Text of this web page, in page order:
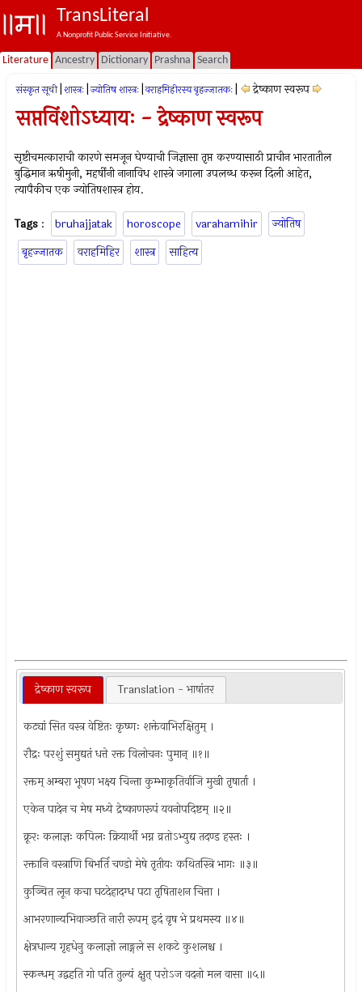
TransLiteral
A Nonprofit Public Service Initiative.
Literature Ancestry Dictionary Prashna Search
संस्कृत सूची शास्त्रः ज्योतिष शास्त्रः वराहमिहीरस्य बृहज्जातकः द्रेष्काण स्वरूप
सप्तविंशोऽध्यायः - द्रेष्काण स्वरूप
सृष्टीचमत्काराची कारणे समजून घेण्याची जिज्ञासा तृप्त करण्यासाठी प्राचीन भारतातील
बुद्धिमान ऋषीमुनी, महर्षींनी नानाविध शास्त्रे जगाला उपलब्ध करून दिली आहेत,
त्यापैकीच एक ज्योतिषशास्त्र होय.
Tags : bruhajjatak horoscope varahamihir
ज्योतिष
बृहज्जातक
वराहमिहिर शास्त्र साहित्य
द्रेष्काण स्वरूप Translation - भाषांतर
कट्यां सित वस्त्र वेष्टितः कृष्णः शक्तेवाभिरक्षितुम् ।
रौद्रः परशुं समुद्यतं धत्ते रक्त विलोचनः पुमान् ॥१॥
रक्तम् अम्बरा भूषण भक्ष्य चिन्ता कुम्भाकृतिर्वाजि मुखी तृषार्ता ।
एकेन पादेन च मेष मध्ये द्रेष्काणरूपं यवनोपदिष्टम् ॥२॥
क्रूरः कलाज्ञः कपिलः क्रियार्थी भग्न व्रतोऽभ्युद्य तदण्ड हस्तः ।
रक्तानि वस्त्राणि बिभर्ति चण्डो मेषे तृतीयः कथितस्त्रि भागः ॥३॥
कुञ्चित लून कचा घटदेहादग्ध पटा तृषिताशन चित्ता ।
आभरणान्यभिवाञ्छति नारी रूपम् इदं वृष भे प्रथमस्य ॥४॥
क्षेत्रधान्य गृहधेनु कलाज्ञो लाङ्गले स शकटे कुशलश्च ।
स्कन्धम् उद्वहति गो पति तुल्यं क्षुत् परोऽज वदनो मल वासा ॥५॥